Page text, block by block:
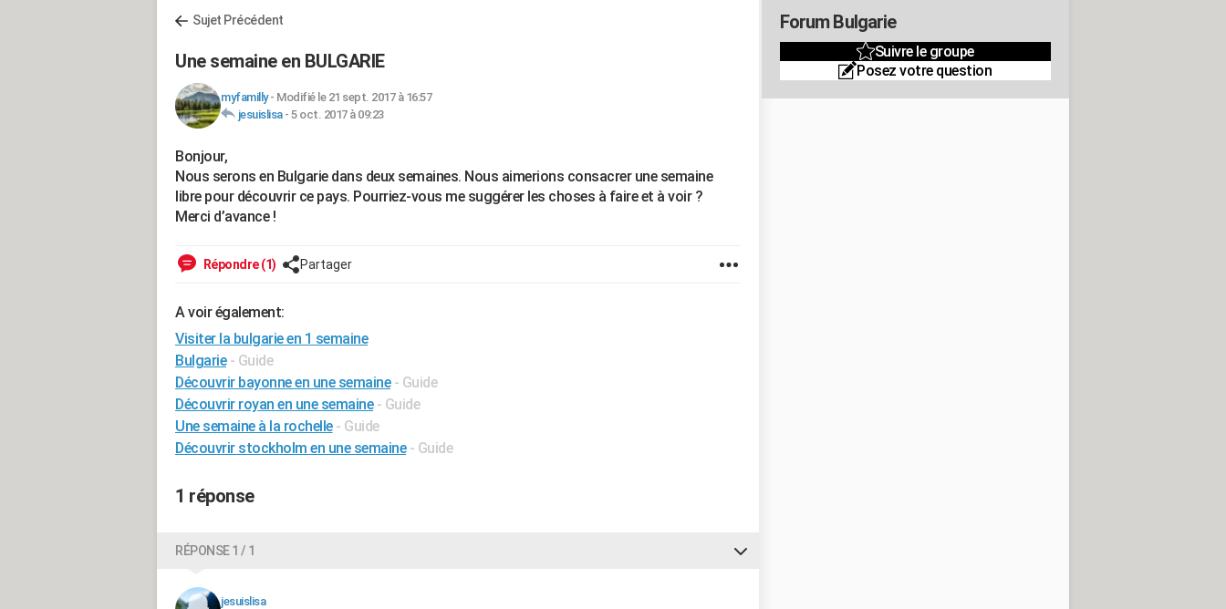
Sujet Précédent
Une semaine en BULGARIE
myfamilly- Modifié le 21 sept. 2017 à 16:57
jesuislisa- 5 oct. 2017 à 09:23
Bonjour,
Nous serons en Bulgarie dans deux semaines. Nous aimerions consacrer une semaine
libre pour découvrir ce pays. Pourriez-vous me suggérer les choses à faire et à voir ?
Merci d’avance !
Répondre (1) Partager
A voir également:
Visiter la bulgarie en 1 semaine
Bulgarie - Guide
Découvrir bayonne en une semaine - Guide
Découvrir royan en une semaine - Guide
Une semaine à la rochelle - Guide
Découvrir stockholm en une semaine - Guide
1 réponse
RÉPONSE 1 / 1
jesuislisa
Forum Bulgarie
Suivre le groupe
Posez votre question